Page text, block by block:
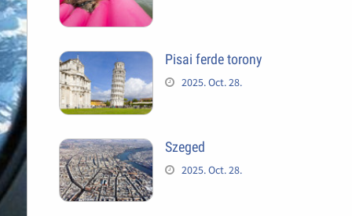
Pisai ferde torony
2025. Oct. 28.
Szeged
2025. Oct. 28.